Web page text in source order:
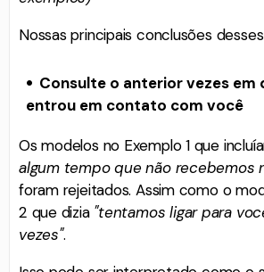
Nossas principais conclusões
Consulte o anterior vezes em
entrou em contato com você
Os modelos no Exemplo 1 que
algum tempo que não recebemos
foram rejeitados. Assim como o
2 que dizia "tentamos ligar para
vezes".